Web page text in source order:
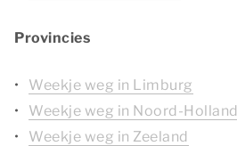
Provincies
Weekje weg in Limburg
Weekje weg in Noord-Holland
Weekje weg in Zeeland